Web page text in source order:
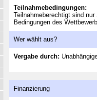
Teilnahmebedingungen:
Teilnahmeberechtigt sind
Bedingungen des
Wer wählt aus?
Vergabe durch:
Finanzierung